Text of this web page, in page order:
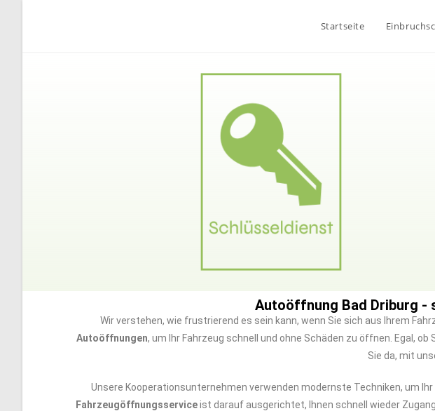
Startseite
Autoöffnung Bad Driburg -
Wir verstehen, wie frustrierend es sein kann, wenn Sie sich aus Ihrem
Autoöffnungen, um Ihr Fahrzeug schnell und ohne Schäden zu öffnen. Egal,
Sie da, mit
Unsere Kooperationsunternehmen verwenden modernste Techniken, um
Fahrzeugöffnungsserviceist darauf ausgerichtet, Ihnen schnell wieder